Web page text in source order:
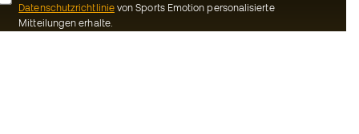
Datenschutzrichtlinievon Sports Emotion personalisierte
Mitteilungen erhalte.